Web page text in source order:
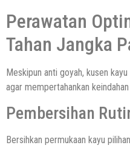
Perawatan
Tahan Jangka
Meskipun anti goyah, kusen
agar mempertahankan
Pembersihan
Bersihkan permukaan kayu